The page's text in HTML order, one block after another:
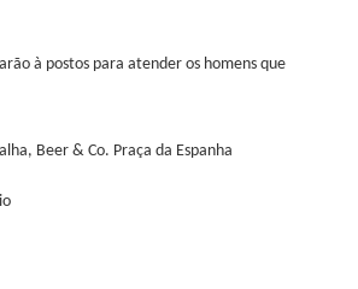
à postos para atender os homens que
Beer & Co. Praça da Espanha